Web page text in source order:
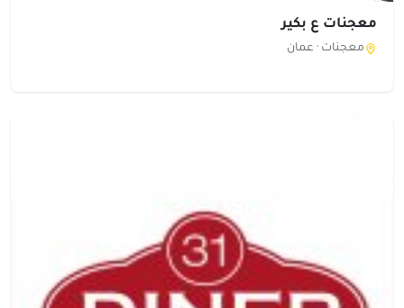
معجنات ع بكير
معجنات · عمان